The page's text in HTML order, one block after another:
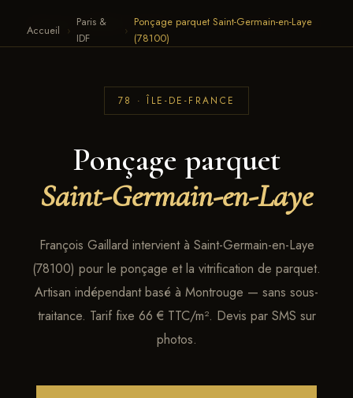
François Gaillard · Parquet ← RETOUR AU SITE
Accueil ›
Paris &
IDF
›
Ponçage parquet Saint-Germain-en-Laye
(78100)
78 · ÎLE-DE-FRANCE
Ponçage parquet
Saint-Germain-en-Laye
François Gaillard intervient à Saint-Germain-en-Laye
(78100) pour le ponçage et la vitrification de parquet.
Artisan indépendant basé à Montrouge — sans sous-
traitance. Tarif fixe 66 € TTC/m². Devis par SMS sur
photos.